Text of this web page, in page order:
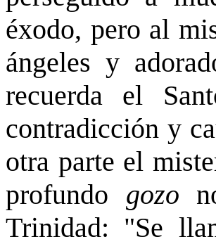
éxodo, pero al
ángeles y
recuerda el
contradicción y
otra parte el
profundo gozo
Trinidad: "Se